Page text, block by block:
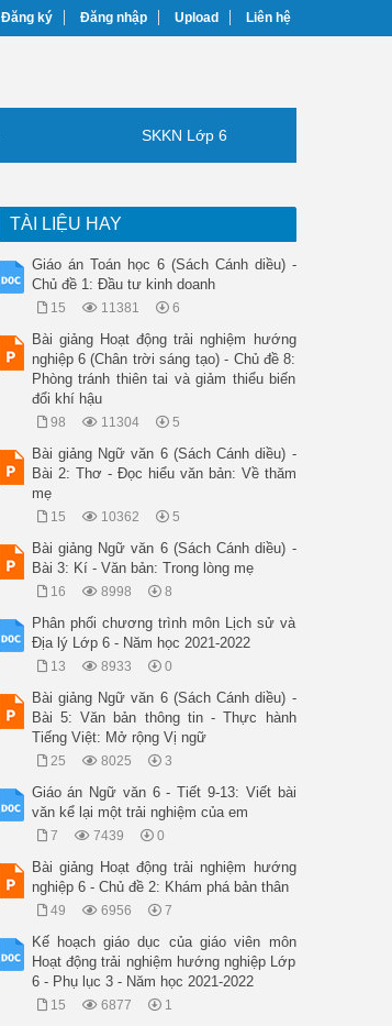
Đăng ký Đăng nhập Upload Liên hệ
SKKN Lớp 6
TÀI LIỆU HAY
Giáo án Toán học 6 (Sách Cánh diều) -
Chủ đề 1: Đầu tư kinh doanh
15 11381 6
Bài giảng Hoạt động trải nghiệm hướng
nghiệp 6 (Chân trời sáng tạo) - Chủ đề 8:
Phòng tránh thiên tai và giảm thiểu biến
đổi khí hậu
98 11304 5
Bài giảng Ngữ văn 6 (Sách Cánh diều) -
Bài 2: Thơ - Đọc hiểu văn bản: Về thăm
mẹ
15 10362 5
Bài giảng Ngữ văn 6 (Sách Cánh diều) -
Bài 3: Kí - Văn bản: Trong lòng mẹ
16 8998 8
Phân phối chương trình môn Lịch sử và
Địa lý Lớp 6 - Năm học 2021-2022
13 8933 0
Bài giảng Ngữ văn 6 (Sách Cánh diều) -
Bài 5: Văn bản thông tin - Thực hành
Tiếng Việt: Mở rộng Vị ngữ
25 8025 3
Giáo án Ngữ văn 6 - Tiết 9-13: Viết bài
văn kể lại một trải nghiệm của em
7 7439 0
Bài giảng Hoạt động trải nghiệm hướng
nghiệp 6 - Chủ đề 2: Khám phá bản thân
49 6956 7
Kế hoạch giáo dục của giáo viên môn
Hoạt động trải nghiệm hướng nghiệp Lớp
6 - Phụ lục 3 - Năm học 2021-2022
15 6877 1